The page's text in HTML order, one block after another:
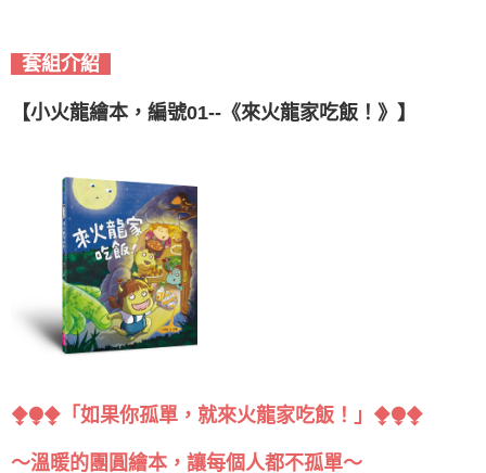
套組介紹
【小火龍繪本，編號01--《來火龍家吃飯！》】
⧪⧭⧪「如果你孤單，就來火龍家吃飯！」⧪⧭⧪
～溫暖的團圓繪本，讓每個人都不孤單～